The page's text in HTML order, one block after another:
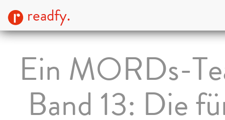
readfy.
Ein MORDs-
Band 13: Die